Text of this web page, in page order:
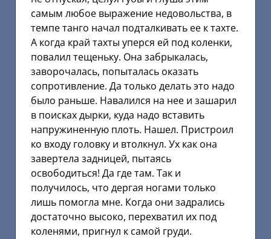
самым любое выражение недовольства, в
темпе танго начал подталкивать ее к тахте.
А когда край тахты уперся ей под коленки,
повалил тещеньку. Она забрыкалась,
заворочалась, попыталась оказать
сопротивление. Да только делать это надо
было раньше. Навалился на нее и зашарил
в поисках дырки, куда надо вставить
напружиненную плоть. Нашел. Пристроил
ко входу головку и втолкнул. Ух как она
завертела задницей, пытаясь
освободиться! Да где там. Так и
получилось, что дергая ногами только
лишь помогла мне. Когда они задрались
достаточно высоко, перехватил их под
коленями, пригнул к самой груди.